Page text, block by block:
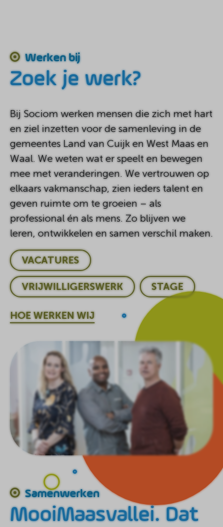
Werken bij
Zoek je werk?
Bij Sociom werken mensen die zich met hart
en ziel inzetten voor de samenleving in de
gemeentes Land van Cuijk en West Maas en
Waal. We weten wat er speelt en bewegen
mee met veranderingen. We vertrouwen op
elkaars vakmanschap, zien ieders talent en
geven ruimte om te groeien – als
professional én als mens. Zo blijven we
leren, ontwikkelen en samen verschil maken.
VACATURES
VRIJWILLIGERSWERK STAGE
HOE WERKEN WIJ
Samenwerken
MooiMaasvallei. Dat